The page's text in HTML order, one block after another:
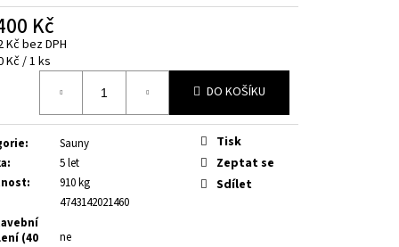
Kč
Kč bez DPH
Kč / 1 ks
DO KOŠÍKU
:
Sauny
:
5 let
:
910 kg
4743142021460
(40
ne
Tisk
Zeptat se
Sdílet